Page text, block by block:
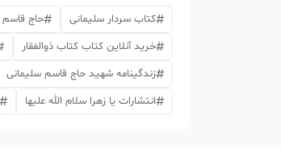
کتاب سردار سلیمانی حاج قاسم
خرید آنلاین کتاب کتاب ذوالفقار
زندگینامه شهید حاج قاسم سلیمانی
انتشارات یا زهرا سلام الله علیها